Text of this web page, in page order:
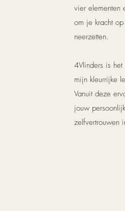
vier
om je kracht
neerzetten.
4Vlinders is
mijn kleurrijke
Vanuit deze
jouw
zelfvertrouwen